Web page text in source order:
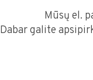
Mūsų el.
Dabar galite